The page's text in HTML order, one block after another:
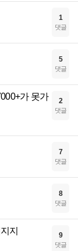
1
댓글
5
댓글
가 못가
2
댓글
7
댓글
8
댓글
지 9
댓글